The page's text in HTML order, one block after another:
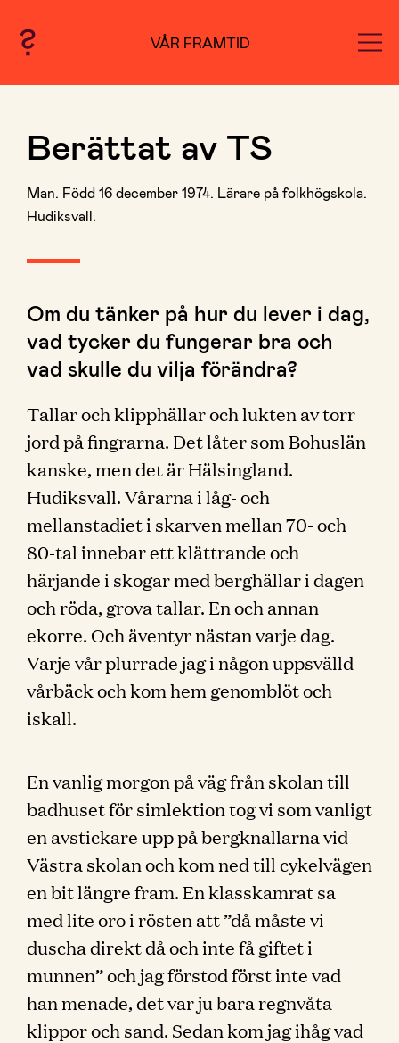
VÅR FRAMTID
Berättat av TS
Man. Född 16 december 1974. Lärare på folkhögskola.
Hudiksvall.
Om du tänker på hur du lever i dag,
vad tycker du fungerar bra och
vad skulle du vilja förändra?
Tallar och klipphällar och lukten av torr
jord på fingrarna. Det låter som Bohuslän
kanske, men det är Hälsingland.
Hudiksvall. Vårarna i låg- och
mellanstadiet i skarven mellan 70- och
80-tal innebar ett klättrande och
härjande i skogar med berghällar i dagen
och röda, grova tallar. En och annan
ekorre. Och äventyr nästan varje dag.
Varje vår plurrade jag i någon uppsvälld
vårbäck och kom hem genomblöt och
iskall.
En vanlig morgon på väg från skolan till
badhuset för simlektion tog vi som vanligt
en avstickare upp på bergknallarna vid
Västra skolan och kom ned till cykelvägen
en bit längre fram. En klasskamrat sa
med lite oro i rösten att ”då måste vi
duscha direkt då och inte få giftet i
munnen” och jag förstod först inte vad
han menade, det var ju bara regnvåta
klippor och sand. Sedan kom jag ihåg vad